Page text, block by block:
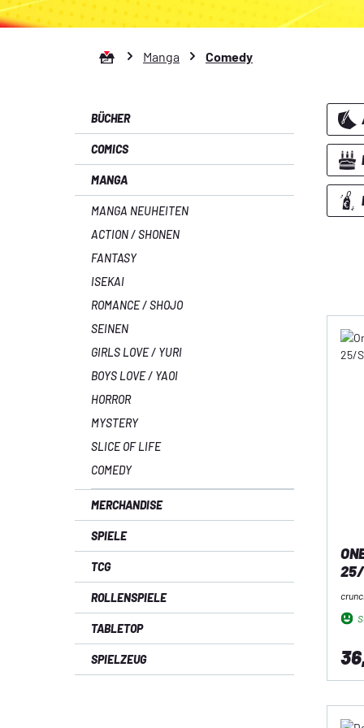
Zur Startseite gehen
Manga Comedy
BÜCHER
COMICS
MANGA
MANGA NEUHEITEN
ACTION / SHONEN
FANTASY
ISEKAI
ROMANCE / SHOJO
SEINEN
GIRLS LOVE / YURI
BOYS LOVE / YAOI
HORROR
MYSTERY
SLICE OF LIFE
COMEDY
MERCHANDISE
SPIELE
TCG
ROLLENSPIELE
TABLETOP
SPIELZEUG
25/